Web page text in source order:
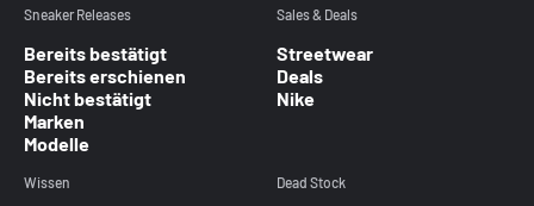
Sneaker Releases
Bereits bestätigt
Bereits erschienen
Nicht bestätigt
Marken
Modelle
Sales & Deals
Streetwear
Deals
Nike
Wissen Dead Stock